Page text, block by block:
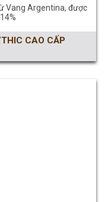
Vang Argentina, được
CAO CẤP